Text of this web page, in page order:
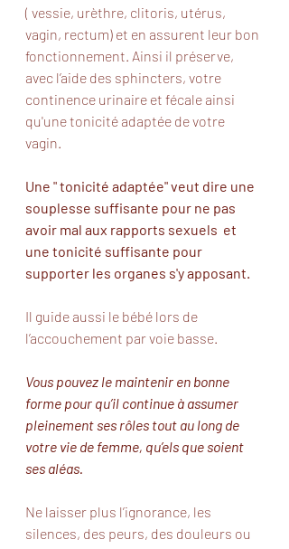
( vessie, urèthre, clitoris, utérus,
vagin, rectum) et en assurent leur bon
fonctionnement. Ainsi il préserve,
avec l’aide des sphincters, votre
continence urinaire et fécale ainsi
qu'une tonicité adaptée de votre
vagin.
Une " tonicité adaptée" veut dire une
souplesse suffisante pour ne pas
avoir mal aux rapports sexuels  et
une tonicité suffisante pour
supporter les organes s'y apposant.
Il guide aussi le bébé lors de
l’accouchement par voie basse.
Vous pouvez le maintenir en bonne
forme pour qu’il continue à assumer
pleinement ses rôles tout au long de
votre vie de femme, qu’els que soient
ses aléas.
Ne laisser plus l’ignorance, les
silences, des peurs, des douleurs ou